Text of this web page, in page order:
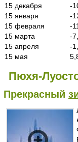
15 декабря
-
15 января
-
15 февраля
-
15 марта
-
15 апреля
-
15 мая
Пюхя-
Прекрасный